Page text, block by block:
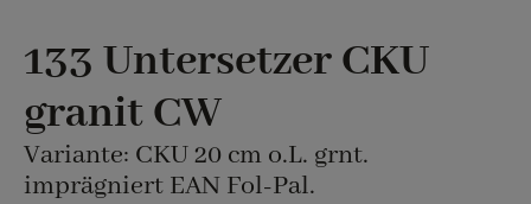
133 Untersetzer CKU
granit CW
Variante: CKU 20 cm o.L. grnt.
imprägniert EAN Fol-Pal.